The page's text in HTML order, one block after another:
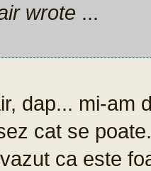
wrote ...
dap... mi-am
cat se
ca este